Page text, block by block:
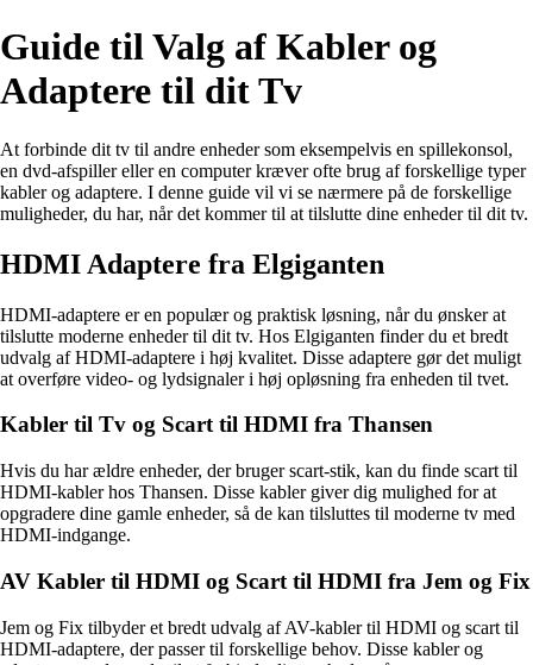
Guide til Valg af Kabler og
Adaptere til dit Tv
At forbinde dit tv til andre enheder som eksempelvis en spillekonsol,
en dvd-afspiller eller en computer kræver ofte brug af forskellige typer
kabler og adaptere. I denne guide vil vi se nærmere på de forskellige
muligheder, du har, når det kommer til at tilslutte dine enheder til dit tv.
HDMI Adaptere fra Elgiganten
HDMI-adaptere er en populær og praktisk løsning, når du ønsker at
tilslutte moderne enheder til dit tv. Hos Elgiganten finder du et bredt
udvalg af HDMI-adaptere i høj kvalitet. Disse adaptere gør det muligt
at overføre video- og lydsignaler i høj opløsning fra enheden til tvet.
Kabler til Tv og Scart til HDMI fra Thansen
Hvis du har ældre enheder, der bruger scart-stik, kan du finde scart til
HDMI-kabler hos Thansen. Disse kabler giver dig mulighed for at
opgradere dine gamle enheder, så de kan tilsluttes til moderne tv med
HDMI-indgange.
AV Kabler til HDMI og Scart til HDMI fra Jem og Fix
Jem og Fix tilbyder et bredt udvalg af AV-kabler til HDMI og scart til
HDMI-adaptere, der passer til forskellige behov. Disse kabler og